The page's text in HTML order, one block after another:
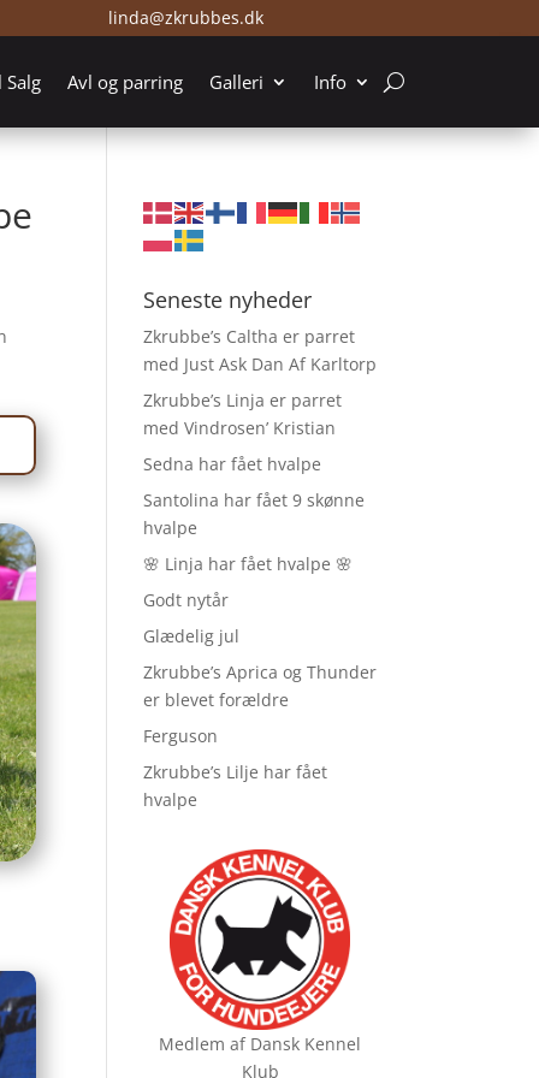
linda@zkrubbes.dk
Salg Avl og parring Galleri Info
Seneste nyheder
Zkrubbe’s Caltha er parret
med Just Ask Dan Af Karltorp
Zkrubbe’s Linja er parret
med Vindrosen’ Kristian
Sedna har fået hvalpe
Santolina har fået 9 skønne
hvalpe
🌸 Linja har fået hvalpe 🌸
Godt nytår
Glædelig jul
Zkrubbe’s Aprica og Thunder
er blevet forældre
Ferguson
Zkrubbe’s Lilje har fået
hvalpe
Medlem af Dansk Kennel
Klub